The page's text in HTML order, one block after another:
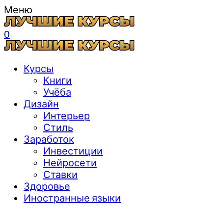
Меню
0
Курсы
Книги
Учёба
Дизайн
Интерьер
Стиль
Заработок
Инвестиции
Нейросети
Ставки
Здоровье
Иностранные языки